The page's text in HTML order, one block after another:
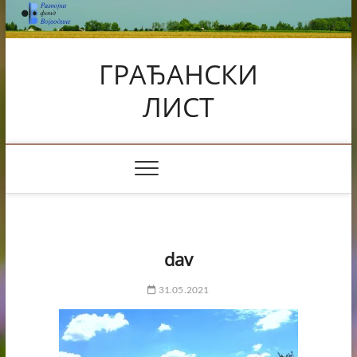
Skip
to
content
ГРАЂАНСКИ
ЛИСТ
dav
31.05.2021